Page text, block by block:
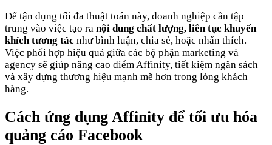
Để tận dụng tối đa thuật toán này, doanh nghiệp cần tập
trung vào việc tạo ra nội dung chất lượng, liên tục khuyến
khích tương tác như bình luận, chia sẻ, hoặc nhấn thích.
Việc phối hợp hiệu quả giữa các bộ phận marketing và
agency sẽ giúp nâng cao điểm Affinity, tiết kiệm ngân sách
và xây dựng thương hiệu mạnh mẽ hơn trong lòng khách
hàng.
Cách ứng dụng Affinity để tối ưu hóa
quảng cáo Facebook